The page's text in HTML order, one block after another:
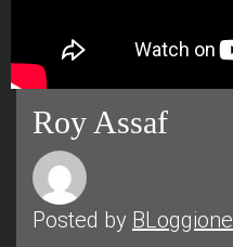
Roy Assaf
Posted by BLoggione